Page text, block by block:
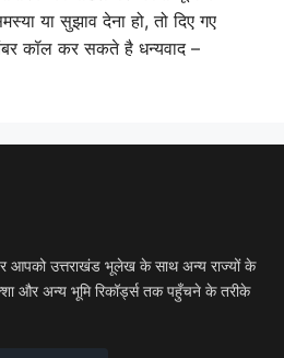
या सुझाव देना हो, तो दिए गए
कॉल कर सकते है धन्यवाद –
उत्तराखंड भूलेख के साथ अन्य राज्यों के
और अन्य भूमि रिकॉर्ड्स तक पहुँचने के तरीके